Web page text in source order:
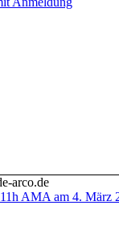
arco.de
AMA am 4. März